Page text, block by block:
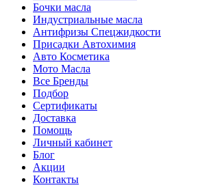
Бочки масла
Индустриальные масла
Антифризы Спецжидкости
Присадки Автохимия
Авто Косметика
Мото Масла
Все Бренды
Подбор
Сертификаты
Доставка
Помощь
Личный кабинет
Блог
Акции
Контакты